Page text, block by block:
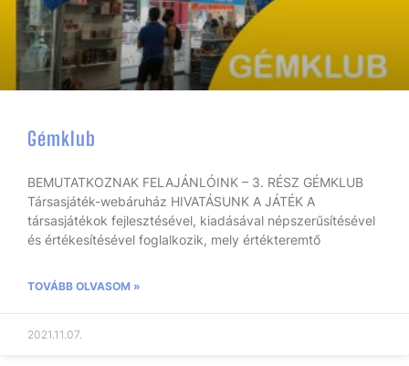
Gémklub
BEMUTATKOZNAK FELAJÁNLÓINK – 3. RÉSZ GÉMKLUB
Társasjáték-webáruház HIVATÁSUNK A JÁTÉK A
társasjátékok fejlesztésével, kiadásával népszerűsítésével
és értékesítésével foglalkozik, mely értékteremtő
TOVÁBB OLVASOM »
2021.11.07.